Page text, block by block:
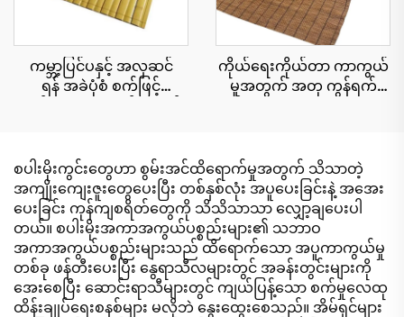
ကမ္ဘာ့ပြင်ပနှင့် အလှဆင်
ရန် အခဲပုံစံ စက်ဖြင့်
ကိုယ်ရေးကိုယ်တာ ကာကွယ်
မှုအတွက် အတု ကွန်ရက်
စပါးမိုးကွင်းတွေဟာ စွမ်းအင်ထိရောက်မှုအတွက် သိသာတဲ့
အကျိုးကျေးဇူးတွေပေးပြီး တစ်နှစ်လုံး အပူပေးခြင်းနဲ့ အအေး
ပေးခြင်း ကုန်ကျစရိတ်တွေကို သိသိသာသာ လျှော့ချပေးပါ
တယ်။ စပါးမိုးအကာအကွယ်ပစ္စည်းများ၏ သဘာဝ
အကာအကွယ်ပစ္စည်းများသည် ထိရောက်သော အပူကာကွယ်မှု
တစ်ခု ဖန်တီးပေးပြီး နွေရာသီလများတွင် အခန်းတွင်းများကို
အေးစေပြီး ဆောင်းရာသီများတွင် ကျယ်ပြန့်သော စက်မှုလေထု
ထိန်းချုပ်ရေးစနစ်များ မလိုဘဲ နွေးထွေးစေသည်။ အိမ်ရှင်များ